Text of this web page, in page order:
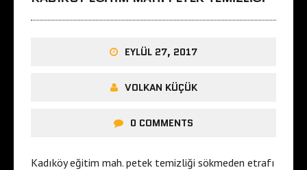
EYLÜL 27, 2017
VOLKAN KÜÇÜK
0 COMMENTS
Kadıköy eğitim mah. petek temizliği sökmeden etrafı